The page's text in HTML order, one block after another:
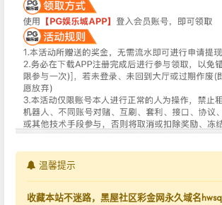
温馨提示
收藏本站不迷路，黑屋社区彩金网永久域名